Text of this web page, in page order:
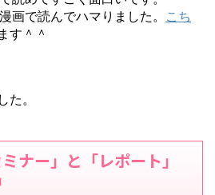
画で読んでハマりました。 こち
す＾＾
。
ナー」と「レポート」